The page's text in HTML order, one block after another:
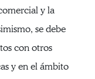
y la
se debe
con otros
y en el ámbito